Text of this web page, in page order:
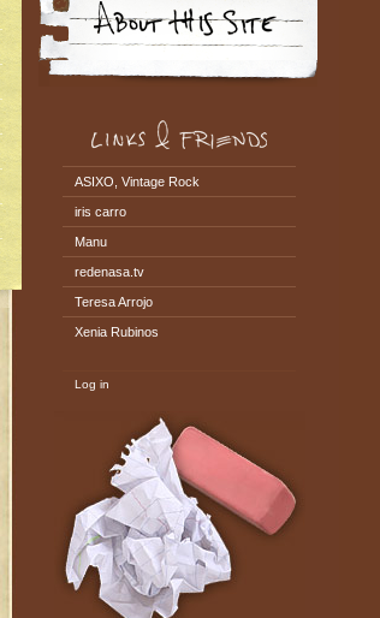
ASIXO, Vintage Rock
iris carro
Manu
redenasa.tv
Teresa Arrojo
Xenia Rubinos
Log in